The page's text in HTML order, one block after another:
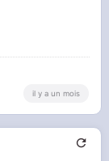
il y a un mois